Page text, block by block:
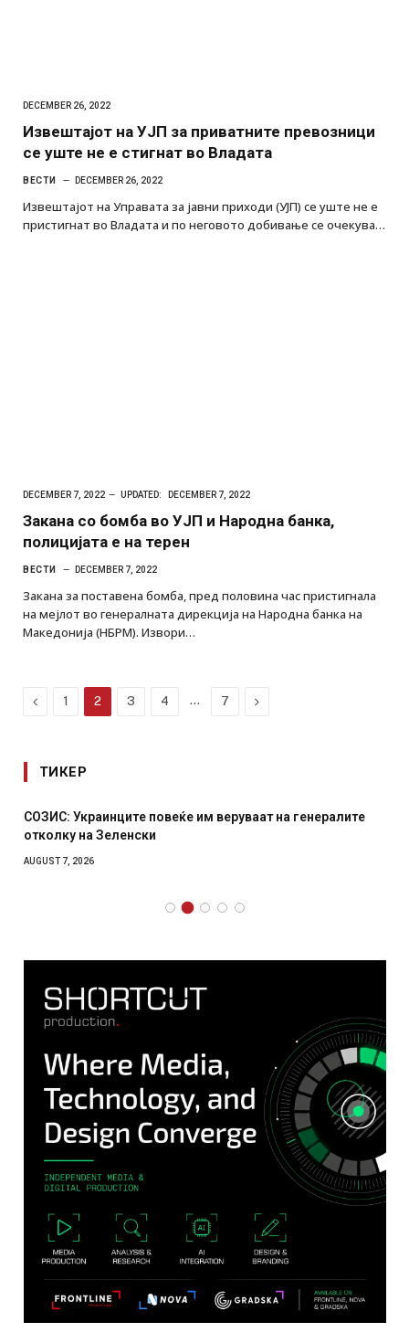
DECEMBER 26, 2022
Извештајот на УЈП за приватните превозници
се уште не е стигнат во Владата
ВЕСТИ DECEMBER 26, 2022
Извештајот на Управата за јавни приходи (УЈП) се уште не е
пристигнат во Владата и по неговото добивање се очекува…
DECEMBER 7, 2022 UPDATED: DECEMBER 7, 2022
Закана со бомба во УЈП и Народна банка,
полицијата е на терен
ВЕСТИ DECEMBER 7, 2022
Закана за поставена бомба, пред половина час пристигнала
на мејлот во генералната дирекција на Народна банка на
Македонија (НБРМ). Извори…
Previous
1 2 3 4 … 7 Next
ТИКЕР
СОЗИС: Украинците повеќе им веруваат на генералите
отколку на Зеленски
AUGUST 7, 2026